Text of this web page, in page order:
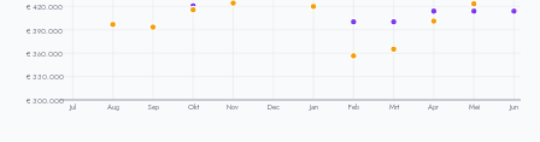
€ 420.000
€ 390.000
€ 360.000
€ 330.000
€ 300.000
Jul Aug Sep Okt Nov Dec Jan Feb Mrt Apr Mei Jun